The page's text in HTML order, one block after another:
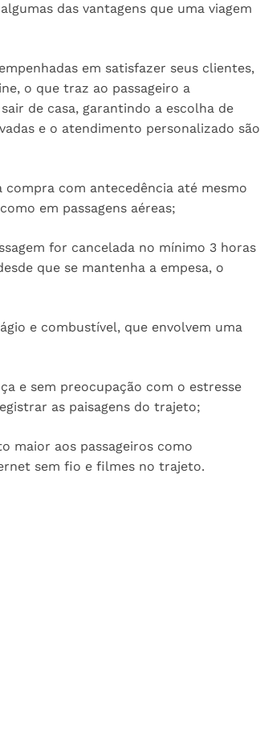
das vantagens que uma viagem
em satisfazer seus clientes,
o que traz ao passageiro a
de casa, garantindo a escolha de
e o atendimento personalizado são
compra com antecedência até mesmo
em passagens aéreas;
for cancelada no mínimo 3 horas
que se mantenha a empesa, o
e combustível, que envolvem uma
e sem preocupação com o estresse
as paisagens do trajeto;
maior aos passageiros como
sem fio e filmes no trajeto.